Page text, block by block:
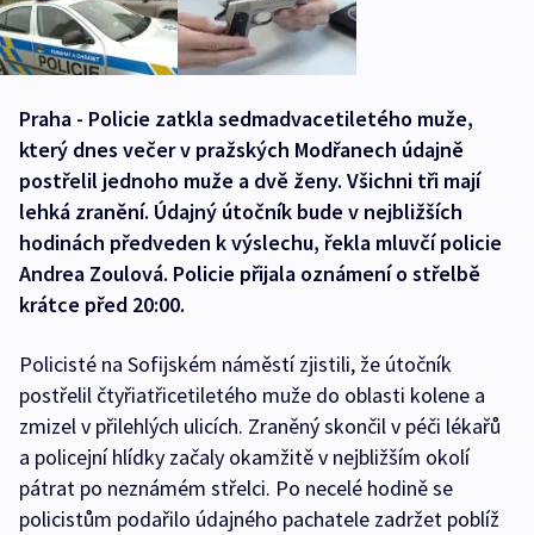
Praha - Policie zatkla sedmadvacetiletého muže,
který dnes večer v pražských Modřanech údajně
postřelil jednoho muže a dvě ženy. Všichni tři mají
lehká zranění. Údajný útočník bude v nejbližších
hodinách předveden k výslechu, řekla mluvčí policie
Andrea Zoulová. Policie přijala oznámení o střelbě
krátce před 20:00.
Policisté na Sofijském náměstí zjistili, že útočník
postřelil čtyřiatřicetiletého muže do oblasti kolene a
zmizel v přilehlých ulicích. Zraněný skončil v péči lékařů
a policejní hlídky začaly okamžitě v nejbližším okolí
pátrat po neznámém střelci. Po necelé hodině se
policistům podařilo údajného pachatele zadržet poblíž